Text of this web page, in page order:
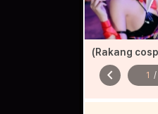
chevron_left 1 /